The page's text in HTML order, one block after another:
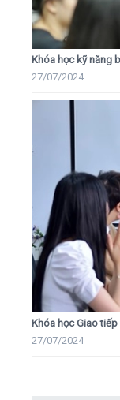
Khóa học kỹ năng
27/07/2024
Khóa học Giao
27/07/2024